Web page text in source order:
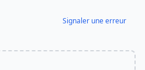
Signaler une erreur